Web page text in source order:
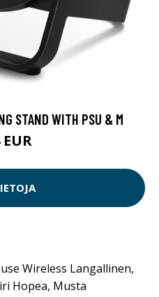
STAND WITH PSU & M
EUR